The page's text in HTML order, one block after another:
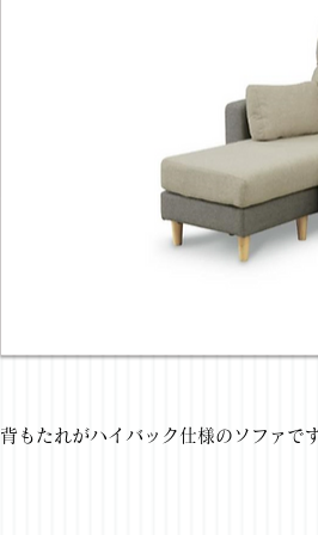
背もたれがハイバック仕様のソファで